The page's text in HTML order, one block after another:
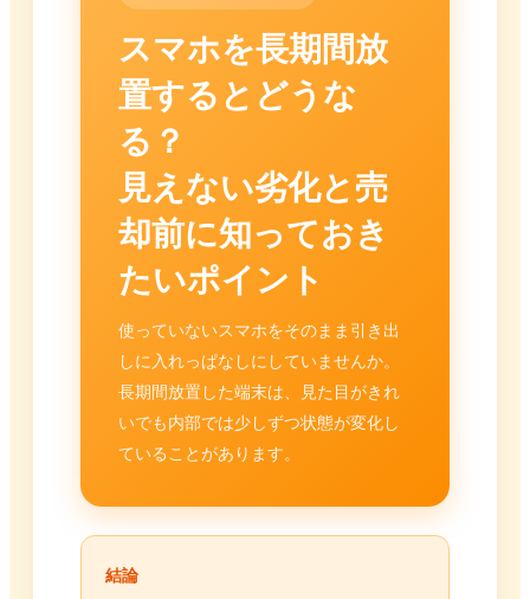
スマホを長期間放
置するとどうな
る？
見えない劣化と売
却前に知っておき
たいポイント
使っていないスマホをそのまま引き出
しに入れっぱなしにしていませんか。
長期間放置した端末は、見た目がきれ
いでも内部では少しずつ状態が変化し
ていることがあります。
結論